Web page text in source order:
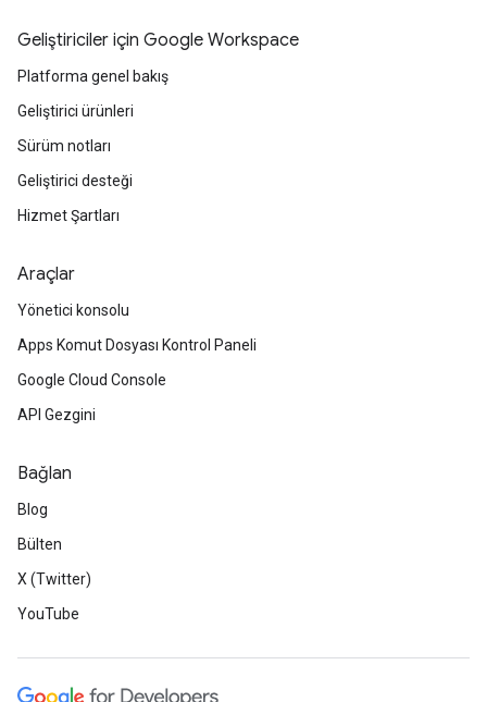
Geliştiriciler için Google Workspace
Platforma genel bakış
Geliştirici ürünleri
Sürüm notları
Geliştirici desteği
Hizmet Şartları
Araçlar
Yönetici konsolu
Apps Komut Dosyası Kontrol Paneli
Google Cloud Console
API Gezgini
Bağlan
Blog
Bülten
X (Twitter)
YouTube